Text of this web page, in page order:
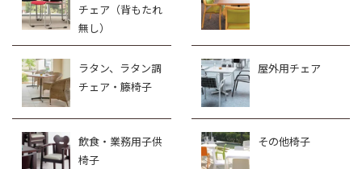
チェア（背もたれ
無し）
ラタン、ラタン調
チェア・籐椅子
屋外用チェア
飲食・業務用子供
椅子
その他椅子